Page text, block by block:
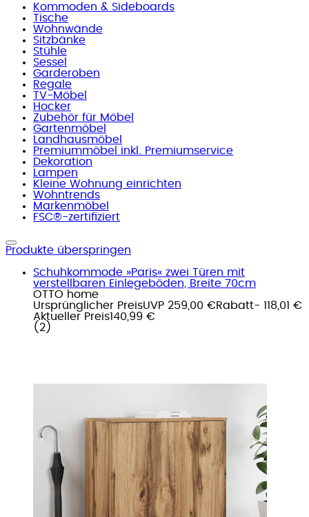
Kommoden & Sideboards
Tische
Wohnwände
Sitzbänke
Stühle
Sessel
Garderoben
Regale
TV-Möbel
Hocker
Zubehör für Möbel
Gartenmöbel
Landhausmöbel
Premiummöbel inkl. Premiumservice
Dekoration
Lampen
Kleine Wohnung einrichten
Wohntrends
Markenmöbel
FSC®-zertifiziert
Produkte überspringen
Schuhkommode »Paris« zwei Türen mit
verstellbaren Einlegeböden, Breite 70cm
OTTO home
Ursprünglicher PreisUVP 259,00 €Rabatt- 118,01 €
Aktueller Preis140,99 €
( 2 )